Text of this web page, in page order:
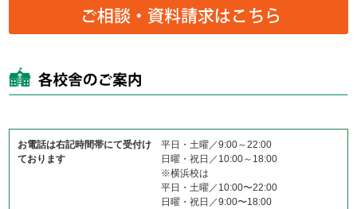
お電話は右記時間帯にて受付け
ております
平日・土曜／9:00～22:00
日曜・祝日／10:00～18:00
※横浜校は
平日・土曜／10:00〜22:00
日曜・祝日／9:00〜18:00